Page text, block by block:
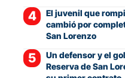
El juvenil que
cambió por
San Lorenzo
Un defensor y el
Reserva de San